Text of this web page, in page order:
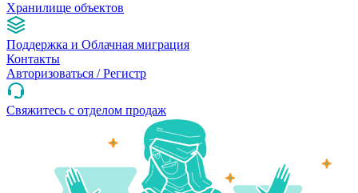
Хранилище объектов
Поддержка и Облачная миграция
Контакты
Авторизоваться / Pегистр
Свяжитесь с отделом продаж